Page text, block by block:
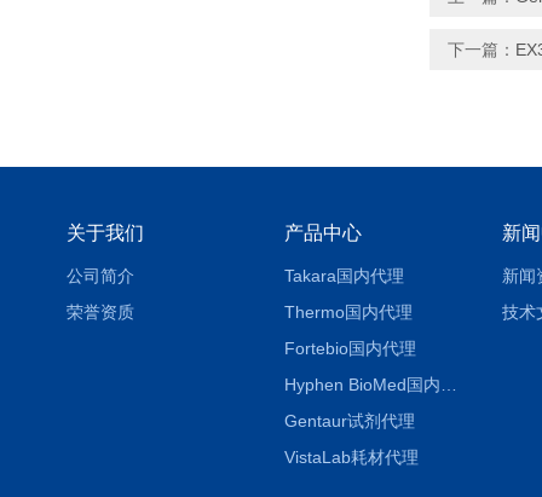
下一篇：
关于我们
公司简介
荣誉资质
产品中心
Takara国内代理
Thermo国内代理
Fortebio国内代理
Gentaur试剂代理
VistaLab耗材代理
新
新闻
技术